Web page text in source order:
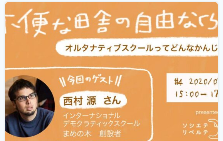
現代社会では「個人の時代」と言われ、SNSを通じて誰で